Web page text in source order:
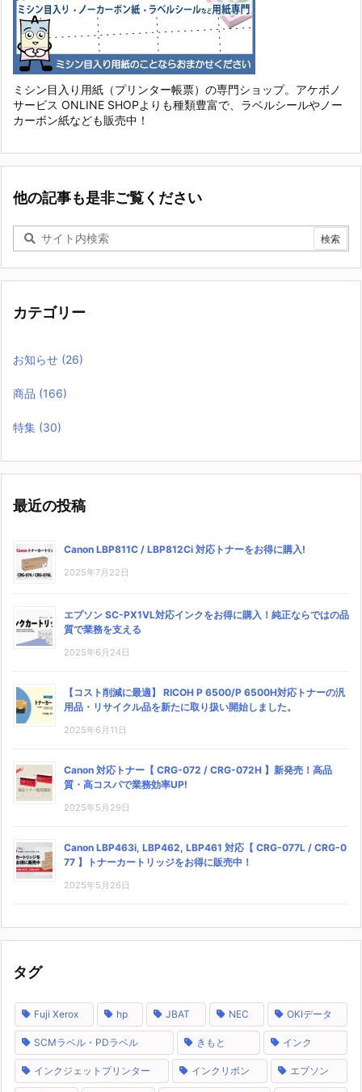
ミシン目入り用紙（プリンター帳票）の専門ショップ。アケボノ
サービス ONLINE SHOPよりも種類豊富で、ラベルシールやノー
カーボン紙なども販売中！
他の記事も是非ご覧ください
カテゴリー
お知らせ (26)
商品 (166)
特集 (30)
最近の投稿
Canon LBP811C / LBP812Ci 対応トナーをお得に購入!
2025年7月22日
エプソン SC-PX1VL対応インクをお得に購入！純正ならではの品
質で業務を支える
2025年6月24日
【コスト削減に最適】 RICOH P 6500/P 6500H対応トナーの汎
用品・リサイクル品を新たに取り扱い開始しました。
2025年6月11日
Canon 対応トナー【 CRG-072 / CRG-072H 】新発売！高品
質・高コスパで業務効率UP!
2025年5月29日
Canon LBP463i, LBP462, LBP461 対応【 CRG-077L / CRG-0
77 】トナーカートリッジをお得に販売中！
2025年5月26日
タグ
Fuji Xerox hp JBAT NEC OKIデータ
SCMラベル・PDラベル きもと インク
インクジェットプリンター インクリボン エプソン